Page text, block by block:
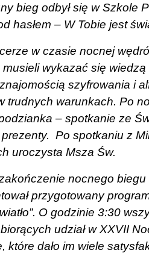
bieg odbył się w Szkole
hasłem – W Tobie jest
w czasie nocnej
musieli wykazać się
szyfrowania i
trudnych warunkach. Po
– spotkanie ze
Po spotkaniu z
uroczysta Msza Św.
nocnego
przygotowany
O godzinie 3:30
udział w XXVII
które dało im wiele